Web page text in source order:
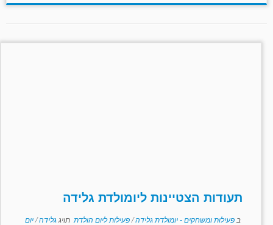
תעודות הצטיינות ליומולדת גלידה
ב פעילות ומשחקים - יומולדת גלידה/פעילות ליום הולדת תויגגלידה/יום